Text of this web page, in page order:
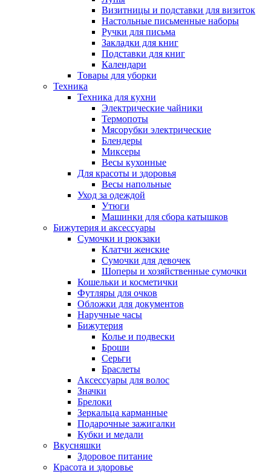
Визитницы и подставки для визиток
Настольные письменные наборы
Ручки для письма
Закладки для книг
Подставки для книг
Календари
Товары для уборки
Техника
Техника для кухни
Электрические чайники
Термопоты
Мясорубки электрические
Блендеры
Миксеры
Весы кухонные
Для красоты и здоровья
Весы напольные
Уход за одеждой
Утюги
Машинки для сбора катышков
Бижутерия и аксессуары
Сумочки и рюкзаки
Клатчи женские
Сумочки для девочек
Шоперы и хозяйственные сумочки
Кошельки и косметички
Футляры для очков
Обложки для документов
Наручные часы
Бижутерия
Колье и подвески
Броши
Серьги
Браслеты
Аксессуары для волос
Значки
Брелоки
Зеркальца карманные
Подарочные зажигалки
Кубки и медали
Вкусняшки
Здоровое питание
Красота и здоровье